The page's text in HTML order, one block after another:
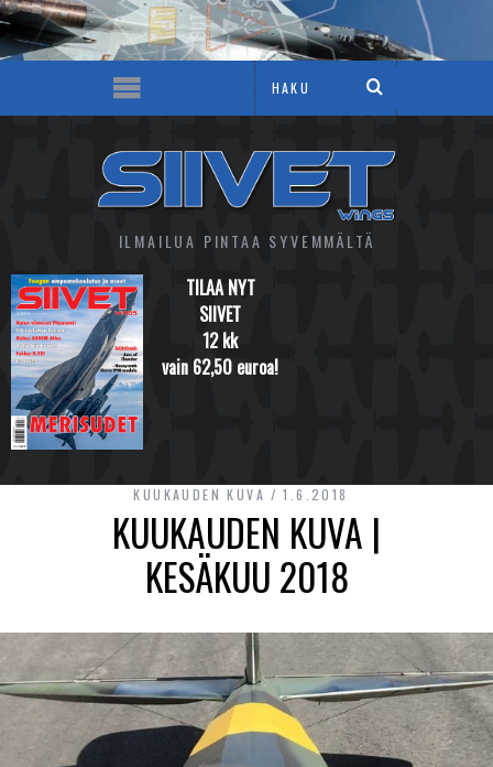
ILMAILUA PINTAA SYVEMMÄLTÄ
TILAA NYT
SIIVET
12 kk
vain 62,50 euroa!
KUUKAUDEN KUVA 1.6.2018
KUUKAUDEN KUVA |
KESÄKUU 2018